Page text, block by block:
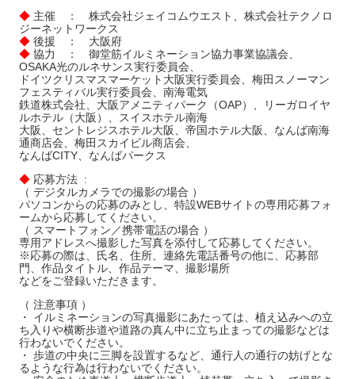
◆ 主催 ： 株式会社ジェイコムウエスト、株式会社テクノロ
ジーネットワークス
◆ 後援 ： 大阪府
◆ 協力 ： 御堂筋イルミネーション協力事業協議会、
OSAKA光のルネサンス実行委員会、
ドイツクリスマスマーケット大阪実行委員会、梅田スノーマン
フェスティバル実行委員会、南海電気
鉄道株式会社、大阪アメニティパーク（OAP）、リーガロイヤ
ルホテル（大阪）、スイスホテル南海
大阪、セントレジスホテル大阪、帝国ホテル大阪、なんば南海
通商店会、梅田スカイビル商店会、
なんばCITY、なんばパークス
◆ 応募方法 :
（ デジタルカメラでの撮影の場合 ）
パソコンからの応募のみとし、特設WEBサイトの専用応募フォ
ームから応募してください。
（ スマートフォン／携帯電話の場合 ）
専用アドレスへ撮影した写真を添付して応募してください。
※応募の際は、氏名、住所、連絡先電話番号の他に、応募部
門、作品タイトル、作品テーマ、撮影場所
などをご登録いただきます。
（ 注意事項 ）
・ イルミネーションの写真撮影にあたっては、植え込みへの立
ち入りや横断歩道や道路の真ん中に立ち止まっての撮影などは
行わないでください。
・ 歩道の中央に三脚を設置するなど、通行人の通行の妨げとな
るような行為は行わないでください。